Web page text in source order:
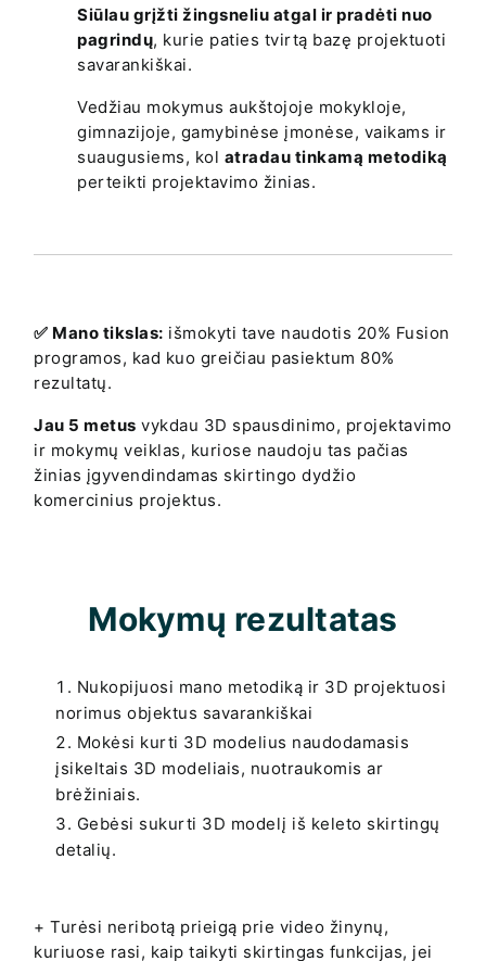
Siūlau grįžti žingsneliu atgal ir pradėti nuo
pagrindų, kurie paties tvirtą bazę projektuoti
savarankiškai.
Vedžiau mokymus aukštojoje mokykloje,
gimnazijoje, gamybinėse įmonėse, vaikams ir
suaugusiems, kol atradau tinkamą metodiką
perteikti projektavimo žinias.
✅ Mano tikslas: išmokyti tave naudotis 20% Fusion
programos, kad kuo greičiau pasiektum 80%
rezultatų.
Jau 5 metus vykdau 3D spausdinimo, projektavimo
ir mokymų veiklas, kuriose naudoju tas pačias
žinias įgyvendindamas skirtingo dydžio
komercinius projektus.
Mokymų rezultatas
Nukopijuosi mano metodiką ir 3D projektuosi
norimus objektus savarankiškai
Mokėsi kurti 3D modelius naudodamasis
įsikeltais 3D modeliais, nuotraukomis ar
brėžiniais.
Gebėsi sukurti 3D modelį iš keleto skirtingų
detalių.
+ Turėsi neribotą prieigą prie video žinynų,
kuriuose rasi, kaip taikyti skirtingas funkcijas, jei